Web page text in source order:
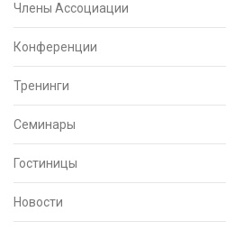
Члены Ассоциации
Конференции
Тренинги
Семинары
Гостиницы
Новости